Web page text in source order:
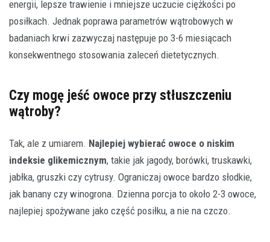
energii, lepsze trawienie i mniejsze uczucie ciężkości po
posiłkach. Jednak poprawa parametrów wątrobowych w
badaniach krwi zazwyczaj następuje po 3-6 miesiącach
konsekwentnego stosowania zaleceń dietetycznych.
Czy mogę jeść owoce przy stłuszczeniu
wątroby?
Tak, ale z umiarem. Najlepiej wybierać owoce o niskim
indeksie glikemicznym, takie jak jagody, borówki, truskawki,
jabłka, gruszki czy cytrusy. Ograniczaj owoce bardzo słodkie,
jak banany czy winogrona. Dzienna porcja to około 2-3 owoce,
najlepiej spożywane jako część posiłku, a nie na czczo.